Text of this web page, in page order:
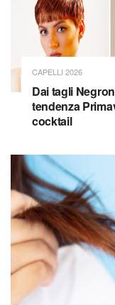
CAPELLI 2026
Dai tagli
tendenza
cocktail